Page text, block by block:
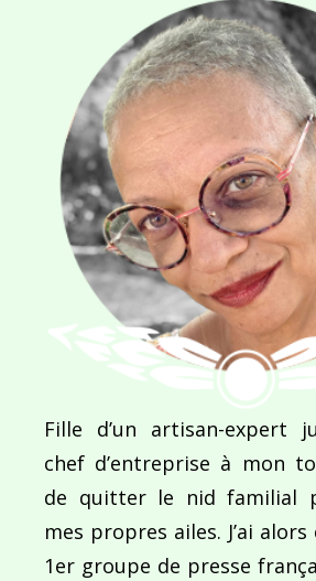
Navigation
l’article
PUBLIÉ DANS
Le soleil se lève aussi…
Fille d’un artisan-expert
chef d’entreprise à mon
de quitter le nid familial
mes propres ailes. J’ai
1er groupe de presse